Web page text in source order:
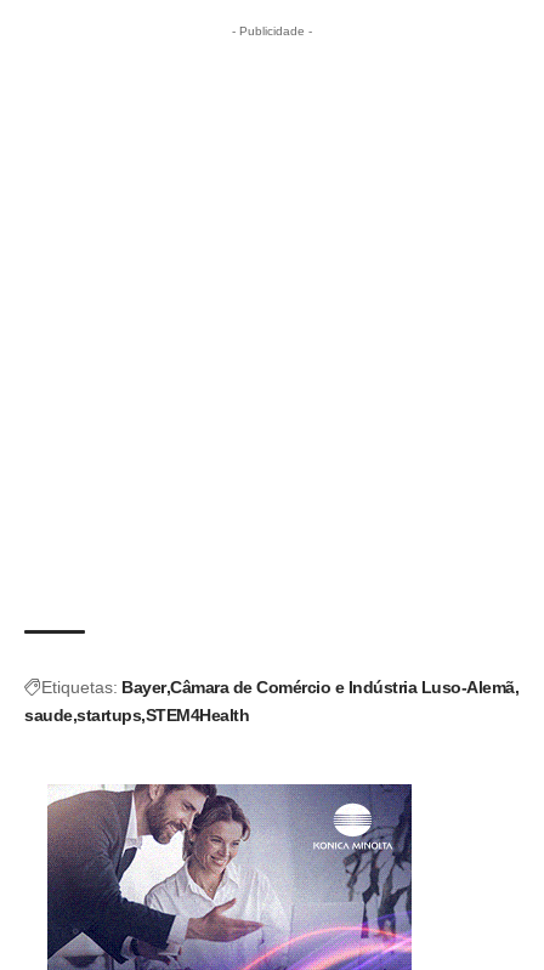
- Publicidade -
Etiquetas: Bayer Câmara de Comércio e Indústria Luso-Alemã
saude startups STEM4Health